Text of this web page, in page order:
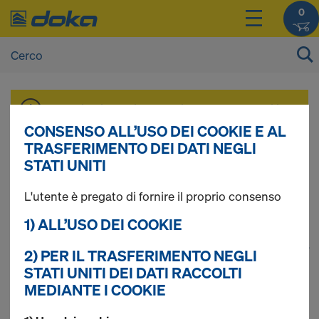
0
I prezzi dei vostri prodotti sono consultabili
dopo illogin.
Puntellazione AL
Trovati 43 prodotti
Più ricercato
CONSENSO ALL’USO DEI COOKIE E AL
TRASFERIMENTO DEI DATI NEGLI
STATI UNITI
L'utente è pregato di fornire il proprio consenso
1) ALL’USO DEI COOKIE
2) PER IL TRASFERIMENTO NEGLI
STATI UNITI DEI DATI RACCOLTI
MEDIANTE I COOKIE